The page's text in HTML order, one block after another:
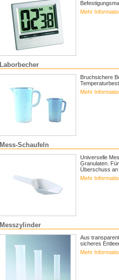
Mehr
Laborbecher
Bruchsichere
Mehr
Mess-Schaufeln
Universelle
Granulaten.
Überschuss
Mehr
Messzylinder
Aus
sicheres
Mehr